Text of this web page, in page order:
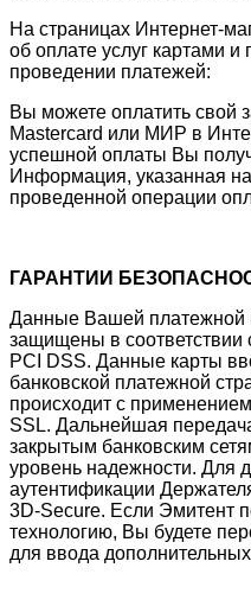
На страницах Интернет-
об оплате услуг картами и
проведении платежей:
Вы можете оплатить свой
Mastercard или МИР в
успешной оплаты Вы
Информация, указанная
проведенной операции
ГАРАНТИИ
Данные Вашей платежной
защищены в соответствии
PCI DSS. Данные карты
банковской платежной
происходит с
SSL. Дальнейшая
закрытым банковским
уровень надежности. Для
аутентификации
3D-Secure. Если Эмитент
технологию, Вы будете
для ввода